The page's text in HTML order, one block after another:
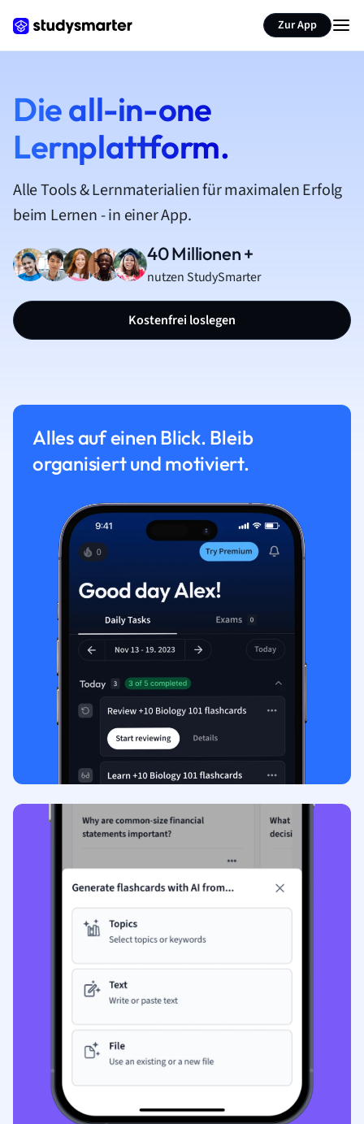
Zur App
Die all-in-one
Lernplattform.
Alle Tools & Lernmaterialien für maximalen Erfolg
beim Lernen - in einer App.
40 Millionen +
nutzen StudySmarter
Kostenfrei loslegen
Alles auf einen Blick. Bleib
organisiert und motiviert.